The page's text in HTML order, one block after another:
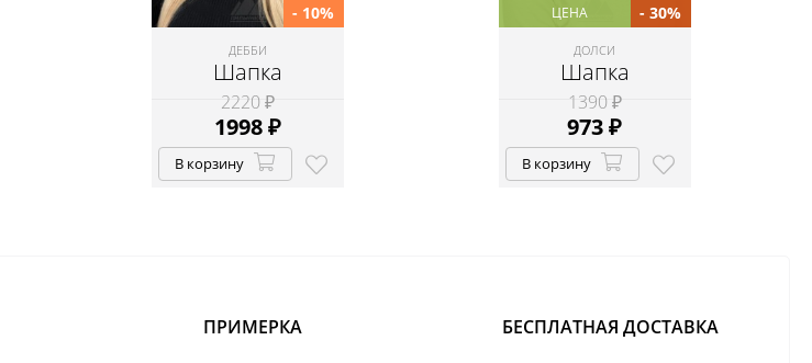
ДЕББИ
Шапка
2220 ₽
1998₽
- 10%
В корзину
ЦЕНА
ДОЛСИ
Шапка
1390 ₽
973₽
- 30%
В корзину
ПРИМЕРКА БЕСПЛАТНАЯ ДОСТАВКА